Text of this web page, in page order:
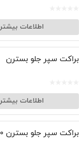
اطلاعات بیشتر
براکت سپر جلو بسترن
اطلاعات بیشتر
براکت سپر جلو بسترن B30